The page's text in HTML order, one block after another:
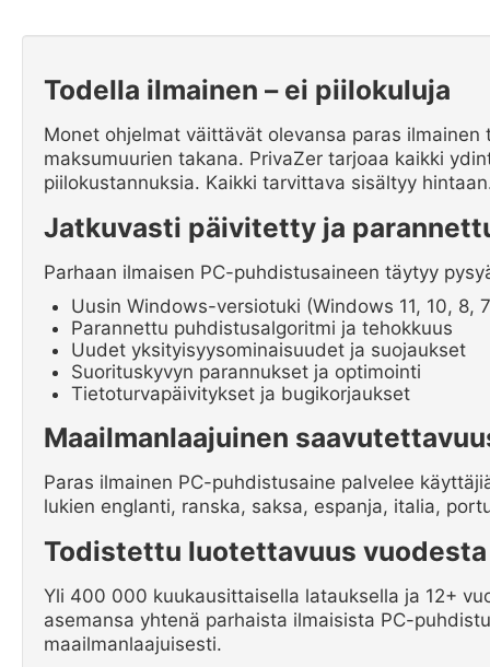
Todella ilmainen – ei piilokuluja
Monet ohjelmat väittävät olevansa paras
maksumuurien takana. PrivaZer tarjoaa kaikki
piilokustannuksia. Kaikki tarvittava sisältyy
Jatkuvasti päivitetty ja
Parhaan ilmaisen PC-puhdistusaineen täytyy
Uusin Windows-versiotuki (Windows 11, 10, 8,
Parannettu puhdistusalgoritmi ja tehokkuus
Uudet yksityisyysominaisuudet ja suojaukset
Suorituskyvyn parannukset ja optimointi
Tietoturvapäivitykset ja bugikorjaukset
Maailmanlaajuinen
Paras ilmainen PC-puhdistusaine palvelee
lukien englanti, ranska, saksa, espanja, italia,
Todistettu luotettavuus
Yli 400 000 kuukausittaisella latauksella ja 12+
asemansa yhtenä parhaista ilmaisista PC-
maailmanlaajuisesti.